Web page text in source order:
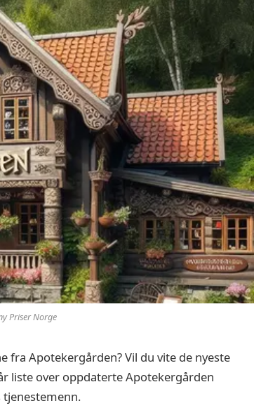
Priser Norge
fra Apotekergården? Vil du vite de nyeste
liste over oppdaterte Apotekergården